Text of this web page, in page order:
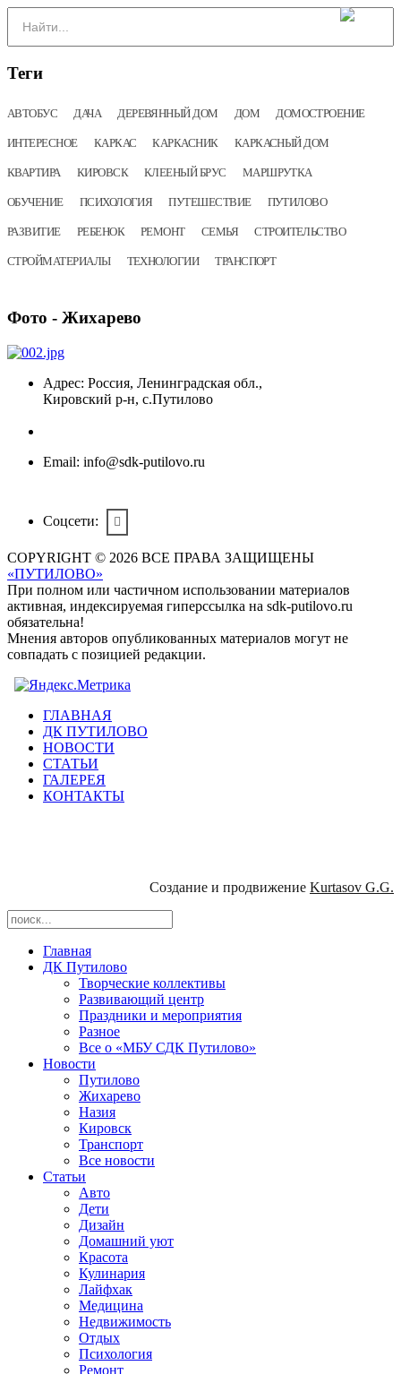
Теги
АВТОБУС ДАЧА ДЕРЕВЯННЫЙ ДОМ ДОМ ДОМОСТРОЕНИЕ
ИНТЕРЕСНОЕ КАРКАС КАРКАСНИК КАРКАСНЫЙ ДОМ
КВАРТИРА КИРОВСК КЛЕЕНЫЙ БРУС МАРШРУТКА
ОБУЧЕНИЕ ПСИХОЛОГИЯ ПУТЕШЕСТВИЕ ПУТИЛОВО
РАЗВИТИЕ РЕБЕНОК РЕМОНТ СЕМЬЯ СТРОИТЕЛЬСТВО
СТРОЙМАТЕРИАЛЫ ТЕХНОЛОГИИ ТРАНСПОРТ
Фото - Жихарево
Адрес: Россия, Ленинградская обл.,
Кировский р-н, с.Путилово
Email: info@sdk-putilovo.ru
Соцсети:
COPYRIGHT © 2026 ВСЕ ПРАВА ЗАЩИЩЕНЫ
«ПУТИЛОВО»
При полном или частичном использовании материалов
активная, индексируемая гиперссылка на sdk-putilovo.ru
обязательна!
Мнения авторов опубликованных материалов могут не
совпадать с позицией редакции.
ГЛАВНАЯ
ДК ПУТИЛОВО
НОВОСТИ
СТАТЬИ
ГАЛЕРЕЯ
КОНТАКТЫ
Создание и продвижение Kurtasov G.G.
Главная
ДК Путилово
Творческие коллективы
Развивающий центр
Праздники и мероприятия
Разное
Все о «МБУ СДК Путилово»
Новости
Путилово
Жихарево
Назия
Кировск
Транспорт
Все новости
Статьи
Авто
Дети
Дизайн
Домашний уют
Красота
Кулинария
Лайфхак
Медицина
Недвижимость
Отдых
Психология
Ремонт